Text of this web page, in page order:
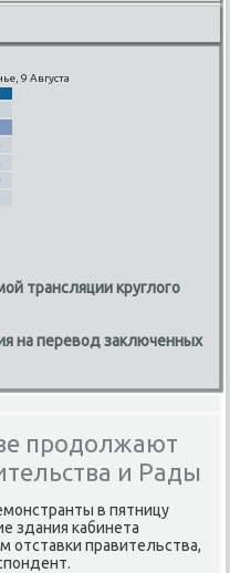
9 Августа
трансляции круглого
на перевод заключенных
продолжают
и Рады
в пятницу
здания кабинета
отставки правительства,